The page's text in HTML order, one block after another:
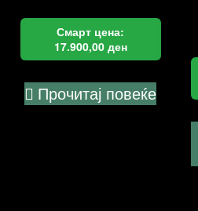
Смарт цена:
17.900,00 ден
Прочитај повеќе